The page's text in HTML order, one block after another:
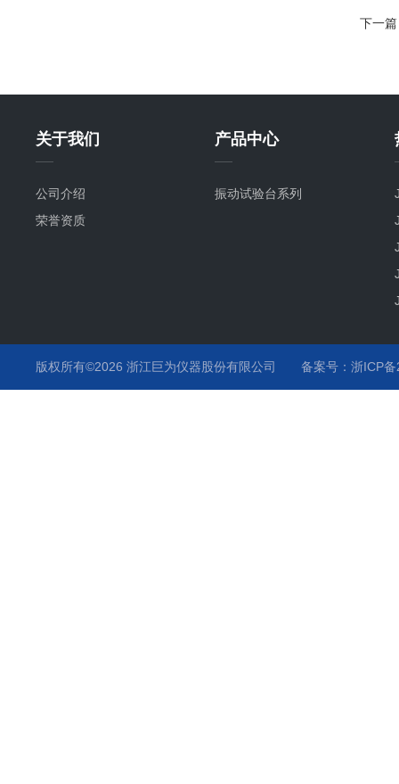
下一
关于我们
公司介绍
荣誉资质
产品中心
振动试验台系列
版权所有©2026 浙江巨为仪器股份有限公司 备案号：浙ICP